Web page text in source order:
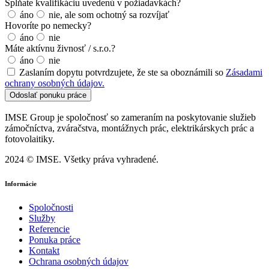
Spĺňate kvalifikáciu uvedenú v požiadavkách?
áno
nie, ale som ochotný sa rozvíjať
Hovoríte po nemecky?
áno
nie
Máte aktívnu živnosť / s.r.o.?
áno
nie
Zaslaním dopytu potvrdzujete, že ste sa oboznámili so Zásadami
ochrany osobných údajov.
Odoslať ponuku práce
IMSE Group je spoločnosť so zameraním na poskytovanie služieb
zámočníctva, zváračstva, montážnych prác, elektrikárskych prác a
fotovolaitiky.
2024 © IMSE. Všetky práva vyhradené.
Informácie
Spoločnosti
Služby
Referencie
Ponuka práce
Kontakt
Ochrana osobných údajov